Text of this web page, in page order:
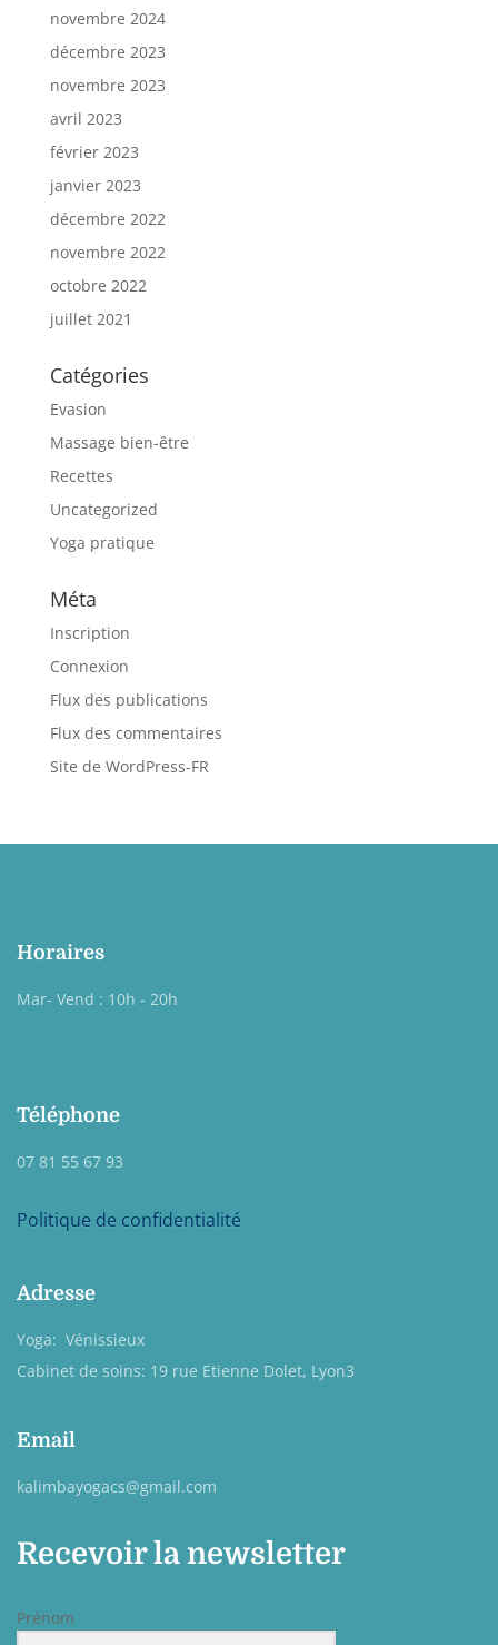
novembre 2024
décembre 2023
novembre 2023
avril 2023
février 2023
janvier 2023
décembre 2022
novembre 2022
octobre 2022
juillet 2021
Catégories
Evasion
Massage bien-être
Recettes
Uncategorized
Yoga pratique
Méta
Inscription
Connexion
Flux des publications
Flux des commentaires
Site de WordPress-FR
Horaires
Mar- Vend : 10h - 20h
Téléphone
07 81 55 67 93
Politique de confidentialité
Adresse
Yoga: Vénissieux
Cabinet de soins: 19 rue Etienne Dolet, Lyon3
Email
kalimbayogacs@gmail.com
Recevoir la newsletter
Prénom